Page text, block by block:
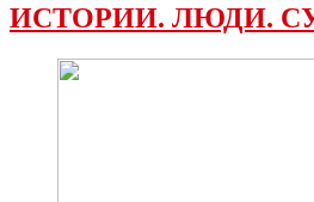
ИСТОРИИ. ЛЮДИ.